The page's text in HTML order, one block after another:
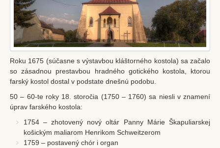
Dom detí Božieho milosrdenstva
Zmluvy
Ochrana osobných údajov
Aktuality
Spoločenstvá
Bratstvo sv. škapuliara
Lektori
Mimoriadni rozdávatelia prijímania
Roku 1675 (súčasne s výstavbou kláštorného kostola) sa začalo
so zásadnou prestavbou hradného gotického kostola, ktorou
farský kostol dostal v podstate dnešnú podobu.
50 – 60-te roky 18. storočia (1750 – 1760) sa niesli v znamení
úprav farského kostola:
1754 – zhotovený nový oltár Panny Márie Škapuliarskej
košickým maliarom Henrikom Schweitzerom
1759 – postavený chór i organ